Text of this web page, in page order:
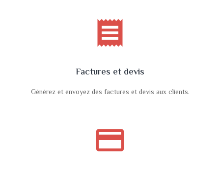
receipt
Factures et devis
Générez et envoyez des factures et devis aux clients.
payment